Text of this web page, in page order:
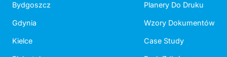
Bydgoszcz
Gdynia
Kielce
Planery Do Druku
Wzory Dokumentów
Case Study